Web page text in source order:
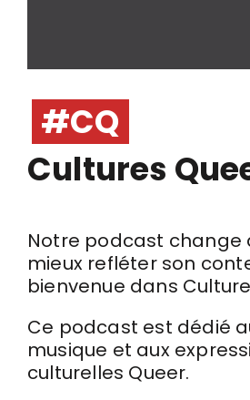
#CQ
Cultures
Notre podcast change
mieux refléter son
bienvenue dans
Ce podcast est dédié
musique et aux
culturelles Queer.